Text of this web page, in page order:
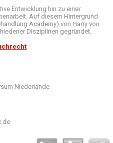
Entwicklung hin zu einer
. Auf diesem Hintergrund
Academy) von Harry von
Disziplinen gegründet.
Niederlande